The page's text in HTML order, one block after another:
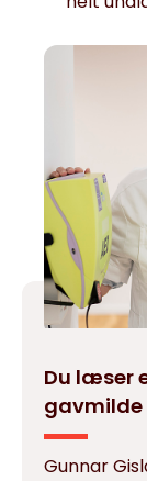
Du læser
gavmilde
Gunnar